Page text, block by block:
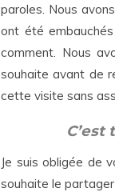
paroles. Nous
ont été
comment. Nous
souhaite avant de
cette visite sans
Je suis obligée de
souhaite le partager